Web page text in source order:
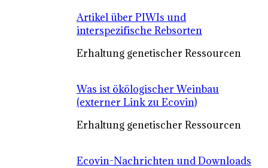
Artikel über PIWIs und
interspezifische Rebsorten
Erhaltung genetischer Ressourcen
Was ist ökölogischer Weinbau
(externer Link zu Ecovin)
Erhaltung genetischer Ressourcen
Ecovin-Nachrichten und Downloads